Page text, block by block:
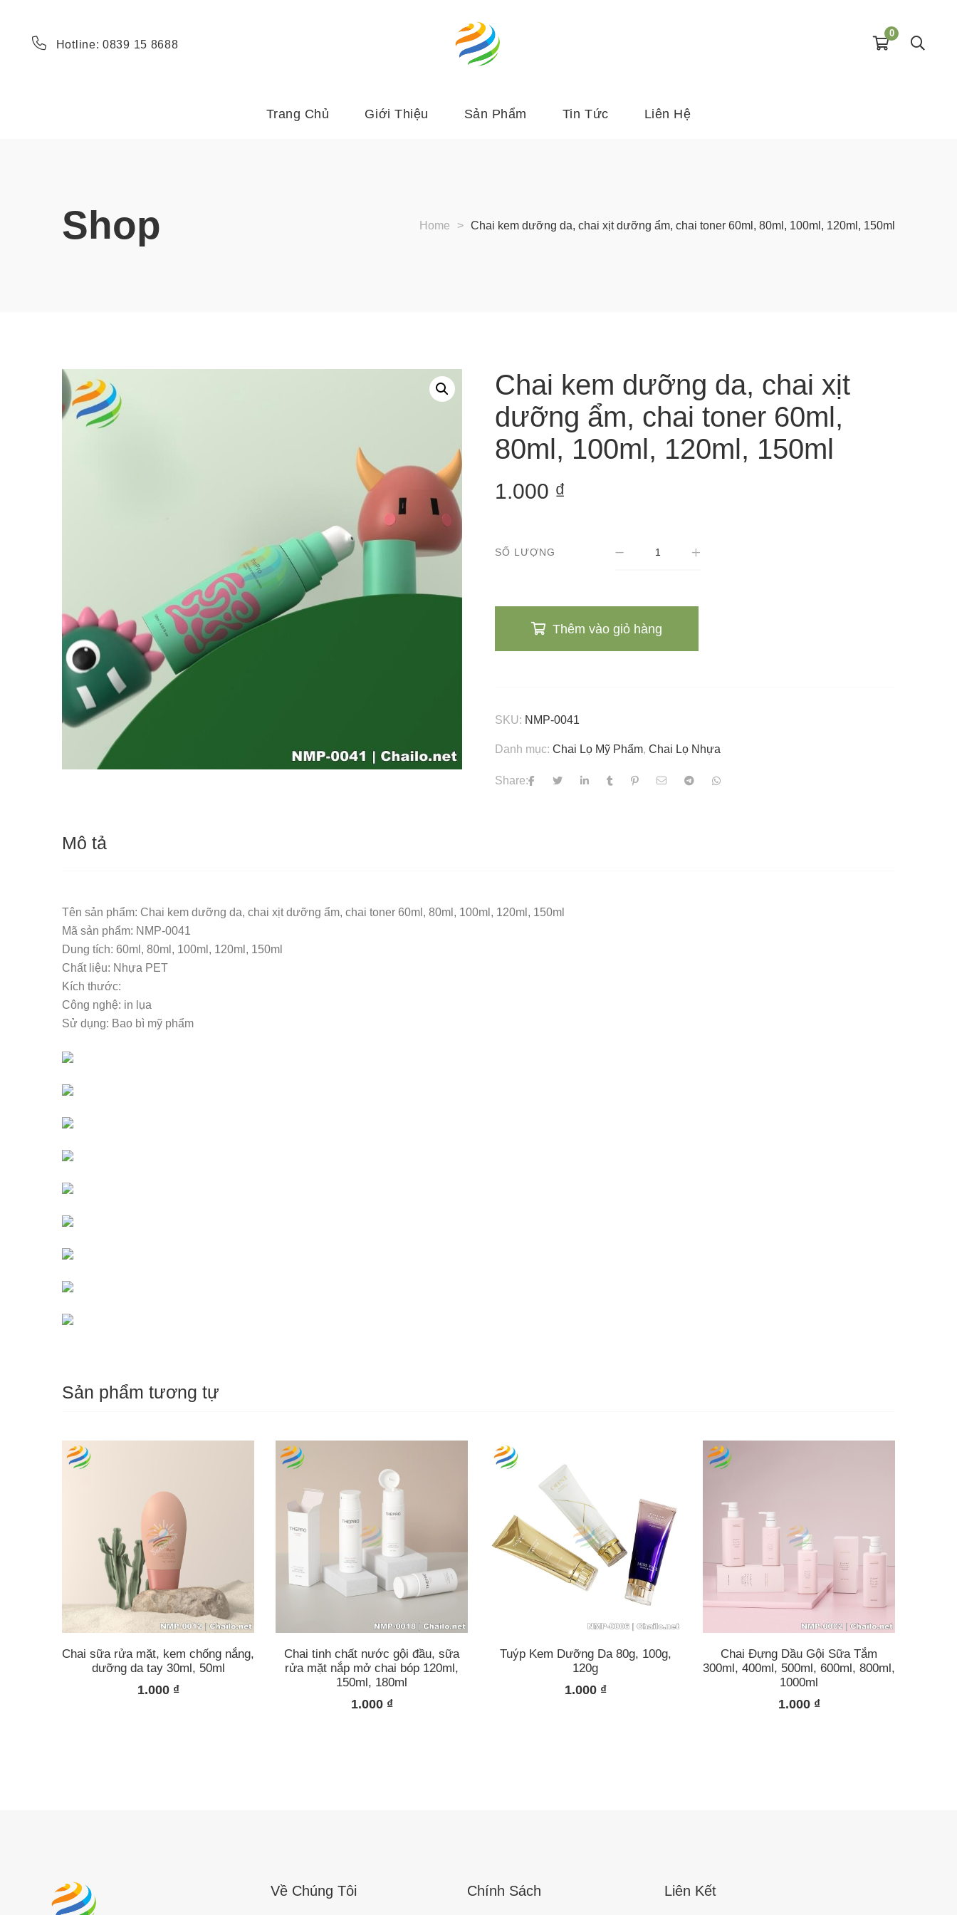
Hotline: 0839 15 8688
0
Trang Chủ Giới Thiệu Sản Phẩm Tin Tức Liên Hệ
Shop Home > Chai kem dưỡng da, chai xịt dưỡng ẩm, chai toner 60ml, 80ml, 100ml, 120ml, 150ml
Chai kem dưỡng da, chai xịt
dưỡng ẩm, chai toner 60ml,
80ml, 100ml, 120ml, 150ml
1.000 ₫
SỐ LƯỢNG
Thêm vào giỏ hàng
SKU: NMP-0041
Danh mục:Chai Lọ Mỹ Phẩm,Chai Lọ Nhựa
Share:
Mô tả
Tên sản phẩm: Chai kem dưỡng da, chai xịt dưỡng ẩm, chai toner 60ml, 80ml, 100ml, 120ml, 150ml
Mã sản phẩm: NMP-0041
Dung tích: 60ml, 80ml, 100ml, 120ml, 150ml
Chất liệu: Nhựa PET
Kích thước:
Công nghệ: in lụa
Sử dụng: Bao bì mỹ phẩm
Sản phẩm tương tự
Chai sữa rửa mặt, kem chống nắng,
dưỡng da tay 30ml, 50ml
1.000 ₫
Chai tinh chất nước gội đầu, sữa
rửa mặt nắp mở chai bóp 120ml,
150ml, 180ml
1.000 ₫
Tuýp Kem Dưỡng Da 80g, 100g,
120g
1.000 ₫
Chai Đựng Dầu Gội Sữa Tắm
300ml, 400ml, 500ml, 600ml, 800ml,
1000ml
1.000 ₫
Về Chúng Tôi Chính Sách Liên Kết